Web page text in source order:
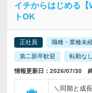
イチからはじめる
トOK
正社員 職種・業種未
第二新卒歓迎 転勤なし
情報更新日：2026/07/30
＼同期と成